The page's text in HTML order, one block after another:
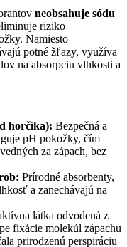
neobsahuje sódu
riziko
Namiesto
potné žľazy, využíva
na absorpciu vlhkosti a
horčíka): Bezpečná a
pH pokožky, čím
za zápach, bez
Prírodné absorbenty,
a zanechávajú na
látka odvodená z
fixácie molekúl zápachu
prirodzenú perspiráciu